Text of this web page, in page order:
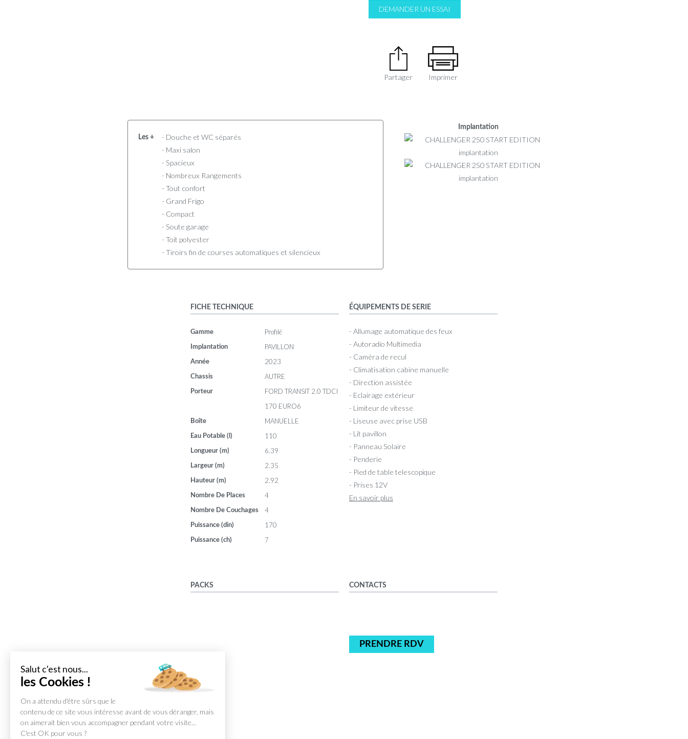
DEMANDER UN ESSAI
Partager Imprimer
Les +
- Douche et WC séparés
- Maxi salon
- Spacieux
- Nombreux Rangements
- Tout confort
- Grand Frigo
- Compact
- Soute garage
- Toit polyester
- Tiroirs fin de courses automatiques et silencieux
Implantation
FICHE TECHNIQUE
Gamme Profilé
Implantation PAVILLON
Année 2023
Chassis AUTRE
Porteur
FORD TRANSIT 2.0 TDCI
170 EURO6
Boîte MANUELLE
Eau Potable (l) 110
Longueur (m) 6.39
Largeur (m) 2.35
Hauteur (m) 2.92
Nombre De Places 4
Nombre De Couchages 4
Puissance (din) 170
Puissance (ch) 7
ÉQUIPEMENTS DE SERIE
- Allumage automatique des feux
- Autoradio Multimedia
- Caméra de recul
- Climatisation cabine manuelle
- Direction assistée
- Eclairage extérieur
- Limiteur de vitesse
- Liseuse avec prise USB
- Lit pavillon
- Panneau Solaire
- Penderie
- Pied de table telescopique
- Prises 12V
En savoir plus
PACKS CONTACTS
PRENDRE RDV
Salut c'est nous...
les Cookies !
On a attendu d'être sûrs que le
contenu de ce site vous intéresse avant de vous déranger, mais
on aimerait bien vous accompagner pendant votre visite...
C'est OK pour vous ?